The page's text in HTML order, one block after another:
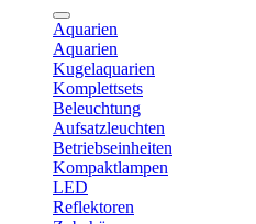
Aquarien
Aquarien
Kugelaquarien
Komplettsets
Beleuchtung
Aufsatzleuchten
Betriebseinheiten
Kompaktlampen
LED
Reflektoren